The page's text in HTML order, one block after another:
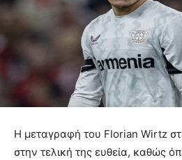
Η μεταγραφή του Florian Wirtz
στην τελική της ευθεία, καθώς